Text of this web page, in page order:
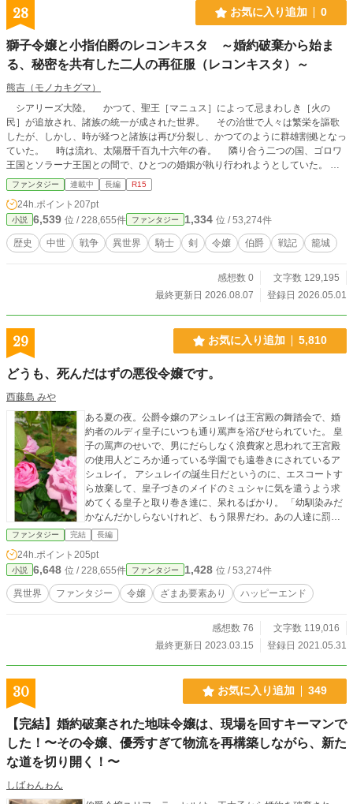
28 お気に入り追加 0
獅子令嬢と小指伯爵のレコンキスタ ～婚約破棄から始ま
る、秘密を共有した二人の再征服（レコンキスタ）～
熊吉（モノカキグマ）
シアリーズ大陸。 かつて、聖王［マニュス］によって忌まわしき［火の
民］が追放され、諸族の統一が成された世界。 その治世で人々は繁栄を謳歌
したが、しかし、時が経つと諸族は再び分裂し、かつてのように群雄割拠となっ
ていた。 時は流れ、太陽暦千百九十六年の春。 隣り合う二つの国、ゴロワ
王国とソラーナ王国との間で、ひとつの婚姻が執り行われようとしていた。
いわゆる、政略結婚。 両国の同盟関係をより強固にするため、それぞれの国
王の命令によって二つの伯爵家が結ばれることとなった。 ゴロワ王国のジル
ベール伯爵家と、ソラーナ王国のリンセ伯爵家。 互いに王に仕える臣下の
身。 この話を断ることなどできるはずもなく、約束の期日通りに婚姻は遂行
されなければならない。 そうして嫁ぐこととなったのは、ジルベール伯爵家
令嬢・リアーヌ。 物心ついた時にはすでに、この婚姻は決まっていた。 自
逆らうことなく、その中でできるだけ大きな自身の幸福を見つけようと決めてい
た彼女は、懐かしい家族や人々に見送られて故郷を旅立った。 これから、い
るはずのリンセ伯爵・エリアスだった。 「君との婚約を、……破棄したい」
そこで告げられたのは、そんな言葉。 その時から、伯爵令嬢・リアーヌと、
────────────────────────── ※本作は、小説投稿サイト［カクヨ
ム］からの転載作品です ２０２５年のコンテストに応募し、中間選考に残っ
金・土・日の週三日の日程で投稿していきます お楽しみいただけますと幸
いです (*- -)(*_ _)ペコリ
ファンタジー 連載中 長編 R15
24h.ポイント 207pt
小説 6,539 位 / 228,655件 ファンタジー 1,334 位 / 53,274件
歴史 中世 戦争 異世界 騎士 剣 令嬢 伯爵 戦記 籠城
感想数 0
文字数 129,195
最終更新日 2026.08.07
登録日 2026.05.01
29 お気に入り追加 5,810
どうも、死んだはずの悪役令嬢です。
西藤島 みや
ある夏の夜。公爵令嬢のアシュレイは王宮殿の舞踏会で、婚
約者のルディ皇子にいつも通り罵声を浴びせられていた。 皇
子の罵声のせいで、男にだらしなく浪費家と思われて王宮殿
の使用人どころか通っている学園でも遠巻きにされているア
シュレイ。 アシュレイの誕生日だというのに、エスコートす
ら放棄して、皇子づきのメイドのミュシャに気を遣うよう求
めてくる皇子と取り巻き達に、呆れるばかり。 「幼馴染みだ
かなんだかしらないけれど、もう限界だわ。あの人達に罰が
あたればいいのに」 こっそり呟いた瞬間、 《願いを聞き届け
てあげるよ！》 何故か全くの別人になってしまっていたアシ
ュレイ。目の前で、アシュレイが倒れて意識不明になるのを
見ることになる。 「よくも、義妹にこんなことを！皇子、婚
約はなかったことにしてもらいます！」 義父と義兄はアシュ
レイが状況を理解する前に、アシュレイの体を持ち去ってし
り巻き達は、次々と不幸に巻き込まれてゆき…ついには、ミ
ュシャや皇子まで… ひたすら一人づつざまあされていくの
か？ 剣と魔法と妖精の住む世界の、まあまあよくあるざまあ
メインの物語です。 ざまあが書きたかった。それだけです。
ファンタジー 完結 長編
24h.ポイント 205pt
小説 6,648 位 / 228,655件 ファンタジー 1,428 位 / 53,274件
異世界 ファンタジー 令嬢 ざまあ要素あり ハッピーエンド
感想数 76
文字数 119,016
最終更新日 2023.03.15
登録日 2021.05.31
30 お気に入り追加 349
【完結】婚約破棄された地味令嬢は、現場を回すキーマンで
した！〜その令嬢、優秀すぎて物流を再構築しながら、新た
な道を切り開く！〜
しばゎんゎん